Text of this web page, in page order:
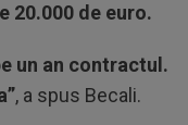
20.000 de euro.
un an contractul.
, a spus Becali.